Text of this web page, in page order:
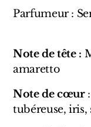
Parfumeur :
Note de tête :
amaretto
Note de cœur
tubéreuse, iris,
Pernoire
Marques